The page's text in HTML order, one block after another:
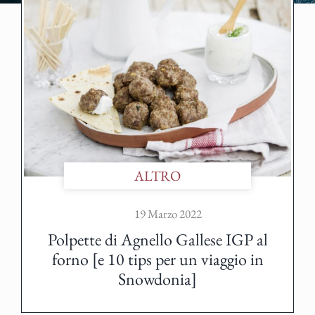
ALTRO
19 Marzo 2022
Polpette di Agnello Gallese IGP al
forno [e 10 tips per un viaggio in
Snowdonia]